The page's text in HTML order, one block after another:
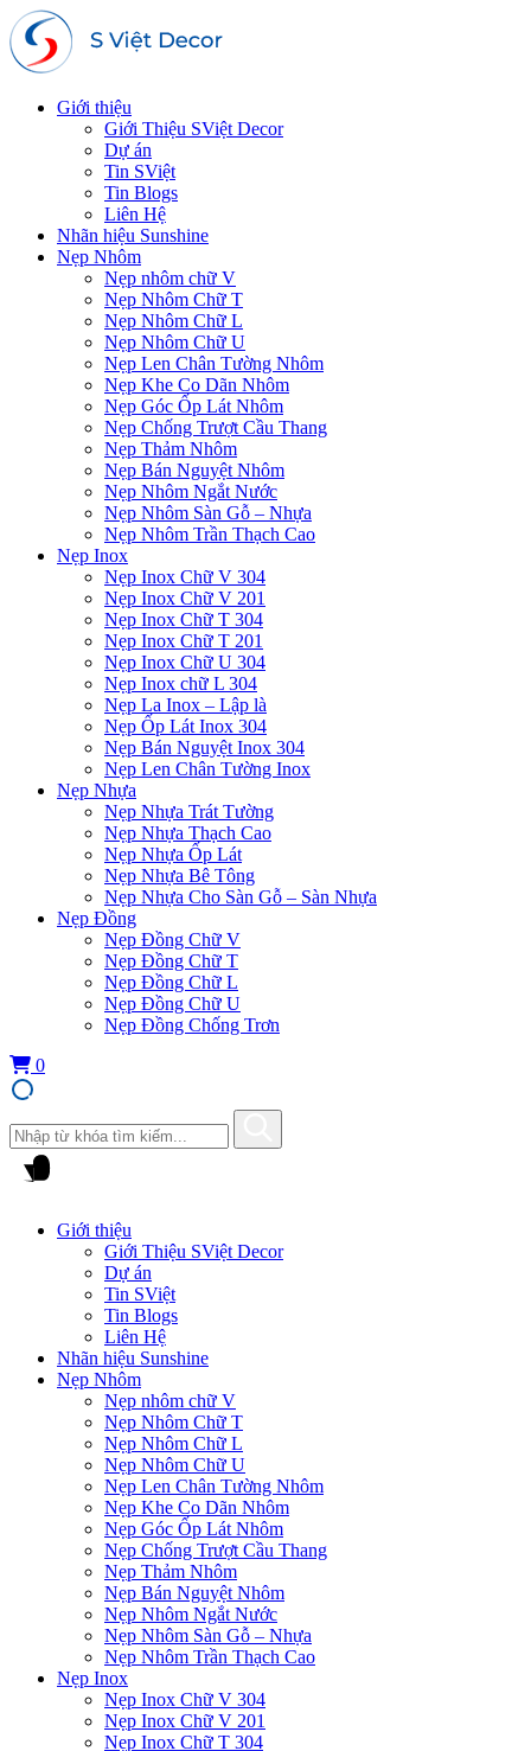
Giới thiệu
Giới Thiệu SViệt Decor
Dự án
Tin SViệt
Tin Blogs
Liên Hệ
Nhãn hiệu Sunshine
Nẹp Nhôm
Nẹp nhôm chữ V
Nẹp Nhôm Chữ T
Nẹp Nhôm Chữ L
Nẹp Nhôm Chữ U
Nẹp Len Chân Tường Nhôm
Nẹp Khe Co Dãn Nhôm
Nẹp Góc Ốp Lát Nhôm
Nẹp Chống Trượt Cầu Thang
Nẹp Thảm Nhôm
Nẹp Bán Nguyệt Nhôm
Nẹp Nhôm Ngắt Nước
Nẹp Nhôm Sàn Gỗ – Nhựa
Nẹp Nhôm Trần Thạch Cao
Nẹp Inox
Nẹp Inox Chữ V 304
Nẹp Inox Chữ V 201
Nẹp Inox Chữ T 304
Nẹp Inox Chữ T 201
Nẹp Inox Chữ U 304
Nẹp Inox chữ L 304
Nẹp La Inox – Lập là
Nẹp Ốp Lát Inox 304
Nẹp Bán Nguyệt Inox 304
Nẹp Len Chân Tường Inox
Nẹp Nhựa
Nẹp Nhựa Trát Tường
Nẹp Nhựa Thạch Cao
Nẹp Nhựa Ốp Lát
Nẹp Nhựa Bê Tông
Nẹp Nhựa Cho Sàn Gỗ – Sàn Nhựa
Nẹp Đồng
Nẹp Đồng Chữ V
Nẹp Đồng Chữ T
Nẹp Đồng Chữ L
Nẹp Đồng Chữ U
Nẹp Đồng Chống Trơn
0
Giới thiệu
Giới Thiệu SViệt Decor
Dự án
Tin SViệt
Tin Blogs
Liên Hệ
Nhãn hiệu Sunshine
Nẹp Nhôm
Nẹp nhôm chữ V
Nẹp Nhôm Chữ T
Nẹp Nhôm Chữ L
Nẹp Nhôm Chữ U
Nẹp Len Chân Tường Nhôm
Nẹp Khe Co Dãn Nhôm
Nẹp Góc Ốp Lát Nhôm
Nẹp Chống Trượt Cầu Thang
Nẹp Thảm Nhôm
Nẹp Bán Nguyệt Nhôm
Nẹp Nhôm Ngắt Nước
Nẹp Nhôm Sàn Gỗ – Nhựa
Nẹp Nhôm Trần Thạch Cao
Nẹp Inox
Nẹp Inox Chữ V 304
Nẹp Inox Chữ V 201
Nẹp Inox Chữ T 304